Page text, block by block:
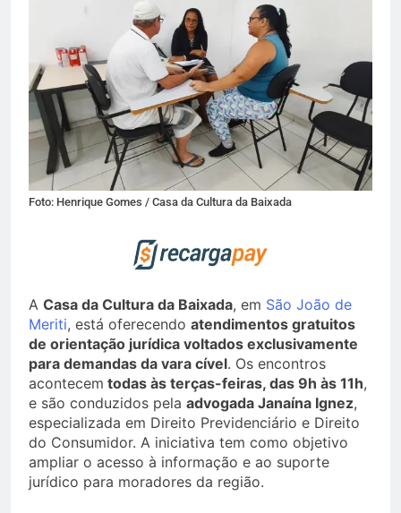
Foto: Henrique Gomes / Casa da Cultura da Baixada
A Casa da Cultura da Baixada, em São João de
Meriti, está oferecendo atendimentos gratuitos
de orientação jurídica voltados exclusivamente
para demandas da vara cível. Os encontros
acontecem todas às terças-feiras, das 9h às 11h,
e são conduzidos pela advogada Janaína Ignez,
especializada em Direito Previdenciário e Direito
do Consumidor. A iniciativa tem como objetivo
ampliar o acesso à informação e ao suporte
jurídico para moradores da região.